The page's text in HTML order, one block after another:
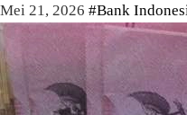
Mei 21, 2026 #Bank